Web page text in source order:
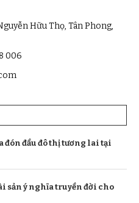
Hữu Thọ, Tân Phong,
006
đón đầu đô thị tương lai tại
sản ý nghĩa truyền đời cho